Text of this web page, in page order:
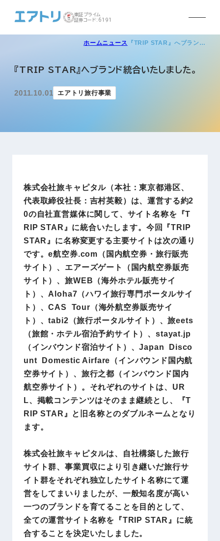
東証プライム
証券コード:6191
ホームニュース 『TRIP STAR』へブラン…
『TRIP STAR』へブランド統合いたしました。
2011.10.01 エアトリ旅行事業
株式会社旅キャピタル（本社：東京都港区、
代表取締役社長：吉村英毅）は、運営する約2
0の自社直営媒体に関して、サイト名称を『T
RIP STAR』に統合いたします。今回『TRIP
STAR』に名称変更する主要サイトは次の通り
です。e航空券.com（国内航空券・旅行販売
サイト）、エアーズゲート（国内航空券販売
サイト）、旅WEB（海外ホテル販売サイ
ト）、Aloha7（ハワイ旅行専門ポータルサイ
ト）、CAS Tour（海外航空券販売サイ
ト）、tabi2（旅行ポータルサイト）、旅eets
（旅館・ホテル宿泊予約サイト）、stayat.jp
（インバウンド宿泊サイト）、Japan Disco
unt Domestic Airfare（インバウンド国内航
空券サイト）、旅行之都（インバウンド国内
航空券サイト）。それぞれのサイトは、UR
L、掲載コンテンツはそのまま継続とし、『T
RIP STAR』と旧名称とのダブルネームとなり
ます。
株式会社旅キャピタルは、自社構築した旅行
サイト群、事業買収により引き継いだ旅行サ
イト群をそれぞれ独立したサイト名称にて運
営をしてまいりましたが、一般知名度が高い
一つのブランドを育てることを目的として、
全ての運営サイト名称を『TRIP STAR』に統
合することを決定いたしました。